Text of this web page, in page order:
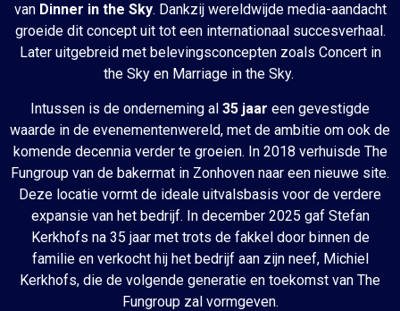
van Dinner in the Sky. Dankzij wereldwijde media-aandacht
groeide dit concept uit tot een internationaal succesverhaal.
Later uitgebreid met belevingsconcepten zoals Concert in
the Sky en Marriage in the Sky.
Intussen is de onderneming al 35 jaar een gevestigde
waarde in de evenementenwereld, met de ambitie om ook de
komende decennia verder te groeien. In 2018 verhuisde The
Fungroup van de bakermat in Zonhoven naar een nieuwe site.
Deze locatie vormt de ideale uitvalsbasis voor de verdere
expansie van het bedrijf. In december 2025 gaf Stefan
Kerkhofs na 35 jaar met trots de fakkel door binnen de
familie en verkocht hij het bedrijf aan zijn neef, Michiel
Kerkhofs, die de volgende generatie en toekomst van The
Fungroupzal vormgeven.